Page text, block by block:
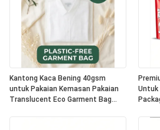
Kantong Kaca Bening 40gsm
untuk Pakaian Kemasan Pakaian
Translucent Eco Garment Bag
Untuk